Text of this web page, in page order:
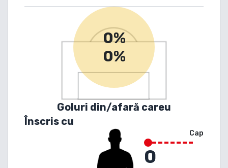
0%
0%
Goluri din/afară careu
Înscris cu
Cap
0